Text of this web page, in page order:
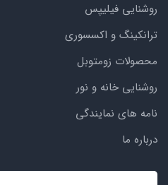
روشنایی فیلیپس
ترانکینگ و اکسسوری
محصولات زومتوبل
روشنایی خانه و نور
نامه های نمایندگی
درباره ما